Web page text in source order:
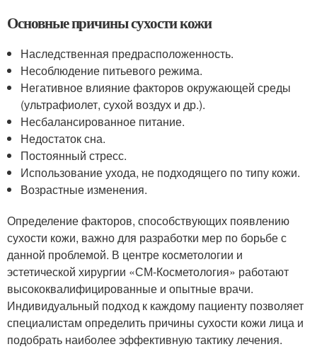
Основные причины сухости кожи
Наследственная предрасположенность.
Несоблюдение питьевого режима.
Негативное влияние факторов окружающей среды
(ультрафиолет, сухой воздух и др.).
Несбалансированное питание.
Недостаток сна.
Постоянный стресс.
Использование ухода, не подходящего по типу кожи.
Возрастные изменения.
Определение факторов, способствующих появлению
сухости кожи, важно для разработки мер по борьбе с
данной проблемой. В центре косметологии и
эстетической хирургии «СМ-Косметология» работают
высококвалифицированные и опытные врачи.
Индивидуальный подход к каждому пациенту позволяет
специалистам определить причины сухости кожи лица и
подобрать наиболее эффективную тактику лечения.